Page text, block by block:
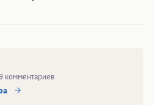
комментариев